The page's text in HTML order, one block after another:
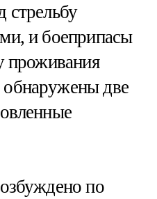
стрельбу
и боеприпасы
проживания
две
по